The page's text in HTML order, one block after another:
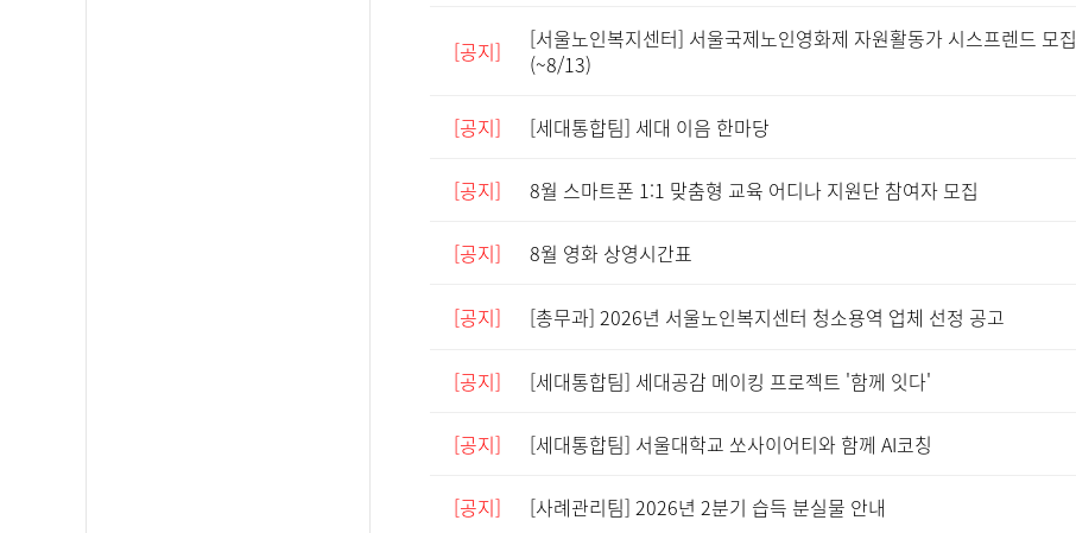
[공지]
[서울노인복지센터] 서울국제노인영화제 자원활동가 시스프렌드 모집
(~8/13)
[공지] [세대통합팀] 세대 이음 한마당
[공지] 8월 스마트폰 1:1 맞춤형 교육 어디나 지원단 참여자 모집
[공지] 8월 영화 상영시간표
[공지] [총무과] 2026년 서울노인복지센터 청소용역 업체 선정 공고
[공지] [세대통합팀] 세대공감 메이킹 프로젝트 '함께 잇다'
[공지] [세대통합팀] 서울대학교 쏘사이어티와 함께 AI코칭
[공지] [사례관리팀] 2026년 2분기 습득 분실물 안내